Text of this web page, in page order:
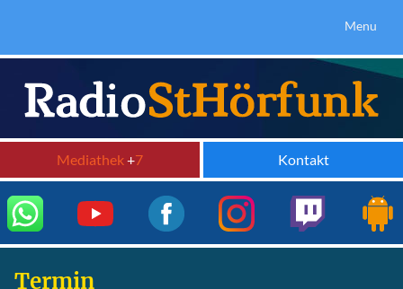
Menu
Mediathek+7 Kontakt
Termin